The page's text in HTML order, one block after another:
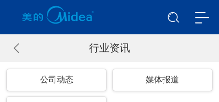
行业资讯
公司动态 媒体报道